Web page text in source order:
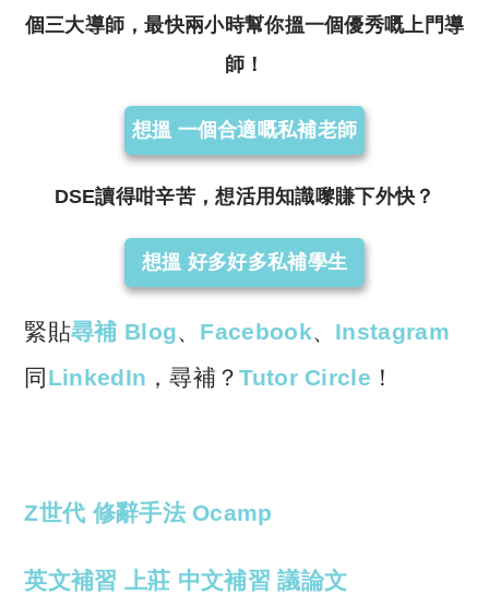
個三大導師，最快兩小時幫你搵一個優秀嘅上門導
師！
想搵 一個合適嘅私補老師
DSE讀得咁辛苦，想活用知識嚟賺下外快？
想搵 好多好多私補學生
緊貼尋補 Blog、 Facebook、 Instagram
同 LinkedIn ，尋補？Tutor Circle ！
Z世代 修辭手法Ocamp
英文補習 上莊 中文補習 議論文